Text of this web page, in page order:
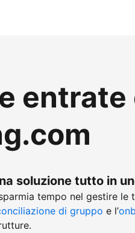
entrate
soluzione tutto in
tempo nel gestire le
di gruppo e l’